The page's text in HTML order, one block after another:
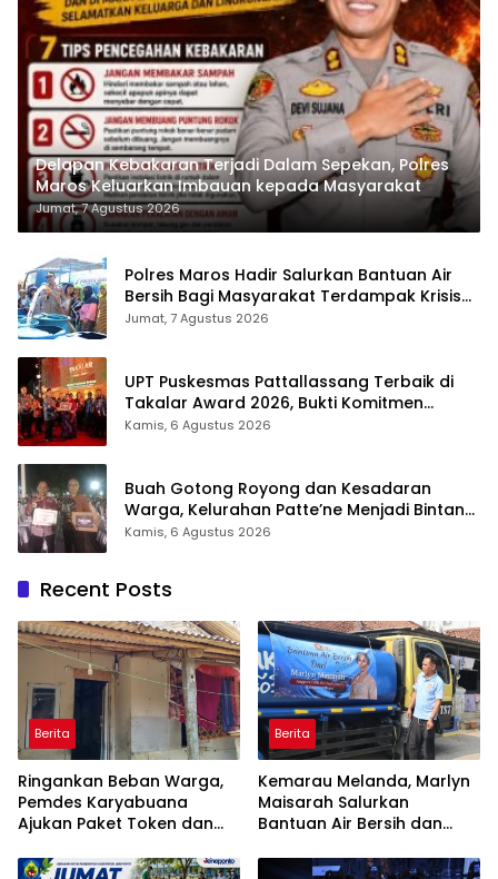
Delapan Kebakaran Terjadi Dalam Sepekan, Polres
Maros Keluarkan Imbauan kepada Masyarakat
Jumat, 7 Agustus 2026
Polres Maros Hadir Salurkan Bantuan Air
Bersih Bagi Masyarakat Terdampak Krisis
Air Bersih Di Maros
Jumat, 7 Agustus 2026
UPT Puskesmas Pattallassang Terbaik di
Takalar Award 2026, Bukti Komitmen
Hadirkan Pelayanan Kesehatan Berkualitas
Kamis, 6 Agustus 2026
Buah Gotong Royong dan Kesadaran
Warga, Kelurahan Patte’ne Menjadi Bintang
Takalar Award 2026
Kamis, 6 Agustus 2026
Recent Posts
Berita
Ringankan Beban Warga,
Pemdes Karyabuana
Ajukan Paket Token dan
PLN
Berita
Kemarau Melanda, Marlyn
Maisarah Salurkan
Bantuan Air Bersih dan
Babakan Madang